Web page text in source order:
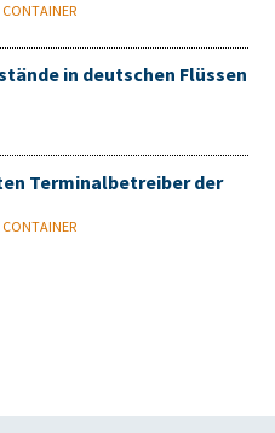
in deutschen Flüssen
Terminalbetreiber der